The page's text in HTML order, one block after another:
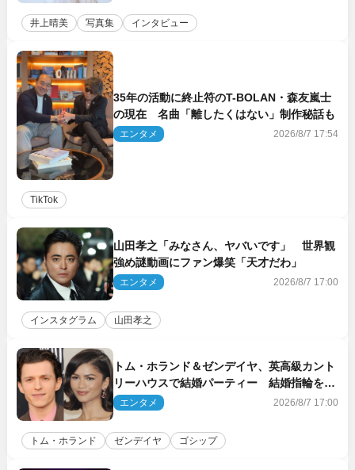
井上晴美 写真集 インタビュー
35年の活動に終止符のT-BOLAN・森友嵐士
の現在 名曲「離したくはない」制作秘話も
エンタメ 2026/8/7 17:54
TikTok
山田孝之「みなさん、ヤバいです」 世界観
強め謎動画にファン爆笑「天才だわ」
エンタメ 2026/8/7 17:00
インスタグラム 山田孝之
トム・ホランド＆ゼンデイヤ、英高級カント
リーハウスで結婚パーティー 結婚指輪を身
に着けたトムも初キャッチ
エンタメ 2026/8/7 17:00
トム・ホランド ゼンデイヤ ゴシップ